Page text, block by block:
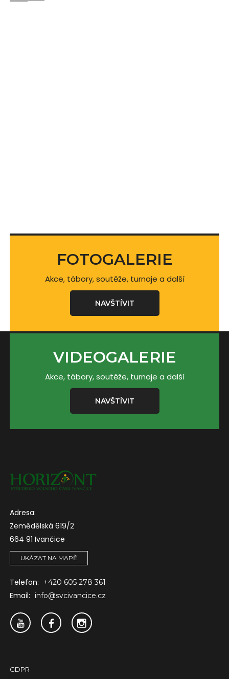
FOTOGALERIE
Akce, tábory, soutěže, turnaje a další
NAVŠTÍVIT
VIDEOGALERIE
Akce, tábory, soutěže, turnaje a další
NAVŠTÍVIT
Adresa:
Zemědělská 619/2
664 91 Ivančice
UKÁZAT NA MAPĚ
Telefon: +420 605 278 361
Email: info@svcivancice.cz
GDPR